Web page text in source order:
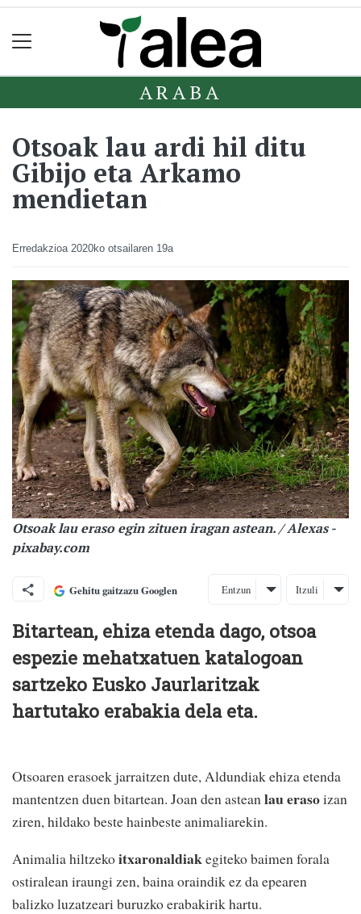
ARABA
Otsoak lau ardi hil ditu
Gibijo eta Arkamo
mendietan
Erredakzioa 2020ko otsailaren 19a
Otsoak lau eraso egin zituen iragan astean. / Alexas -
pixabay.com
Gehitu gaitzazu Googlen Entzun Itzuli
Bitartean, ehiza etenda dago, otsoa
espezie mehatxatuen katalogoan
sartzeko Eusko Jaurlaritzak
hartutako erabakia dela eta.
Otsoaren erasoek jarraitzen dute, Aldundiak ehiza etenda
mantentzen duen bitartean. Joan den asteanlau erasoizan
ziren, hildako beste hainbeste animaliarekin.
Animalia hiltzekoitxaronaldiakegiteko baimen forala
ostiralean iraungi zen, baina oraindik ez da epearen
balizko luzatzeari buruzko erabakirik hartu.